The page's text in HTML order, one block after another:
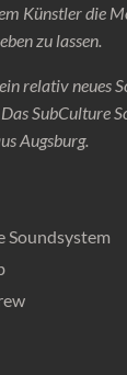
Künstler die
zu lassen.
relativ neues
SubCulture
Augsburg.
Soundsystem